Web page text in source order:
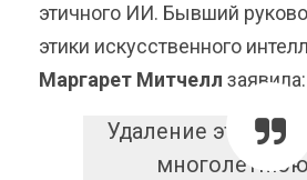
этичного ИИ. Бывший
этики искусственного
Маргарет Митчелл заявила:
Удаление этого
многолетнюю